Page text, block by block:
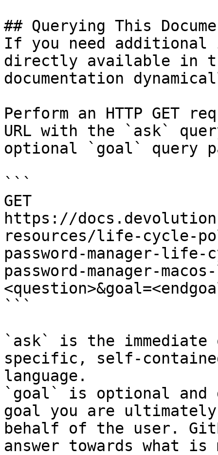
## Querying This
If you need
directly available in
documentation
Perform an HTTP GET
URL with the `ask`
optional `goal` query
```
GET
https://
resources/life-cycle-
password-manager-
password-manager-
```
`ask` is the
specific, self-
language.
`goal` is optional and
goal you are
behalf of the user.
answer towards what